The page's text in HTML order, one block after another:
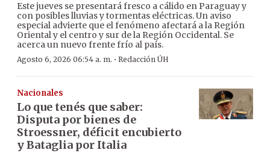
Este jueves se presentará fresco a cálido en Paraguay y
con posibles lluvias y tormentas eléctricas. Un aviso
especial advierte que el fenómeno afectará a la Región
Oriental y el centro y sur de la Región Occidental. Se
acerca un nuevo frente frío al país.
Agosto 6, 2026 06:54 a. m. · Redacción ÚH
Nacionales
Lo que tenés que saber:
Disputa por bienes de
Stroessner, déficit encubierto
y Bataglia por Italia